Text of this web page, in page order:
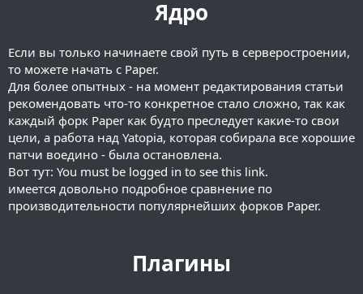
Ядро
Если вы только начинаете свой путь в серверостроении,
то можете начать с Paper.
Для более опытных - на момент редактирования статьи
рекомендовать что-то конкретное стало сложно, так как
каждый форк Paper как будто преследует какие-то свои
цели, а работа над Yatopia, которая собирала все хорошие
патчи воедино - была остановлена.
Вот тут: You must be logged in to see this link.
имеется довольно подробное сравнение по
производительности популярнейших форков Paper.
Плагины